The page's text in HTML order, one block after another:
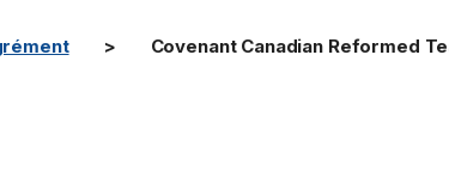
Covenant Canadian Reformed